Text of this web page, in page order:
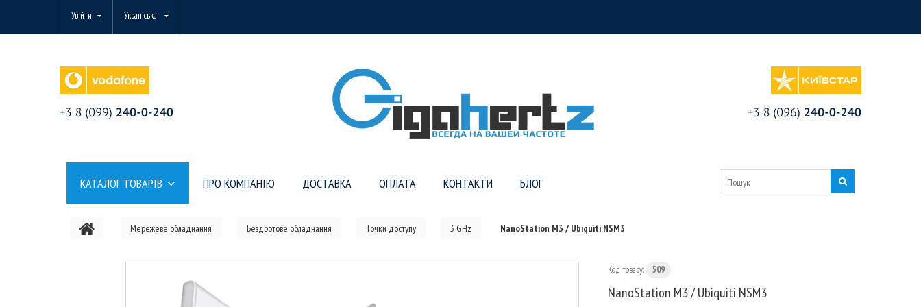
Увійти Українська
КАТАЛОГ ТОВАРІВ ПРО КОМПАНІЮ ДОСТАВКА ОПЛАТА КОНТАКТИ БЛОГ
Мережеве обладнання Бездротове обладнання Точки доступу 3 GHz NanoStation M3 / Ubiquiti NSM3
Код товару: 509
NanoStation M3 / Ubiquiti NSM3